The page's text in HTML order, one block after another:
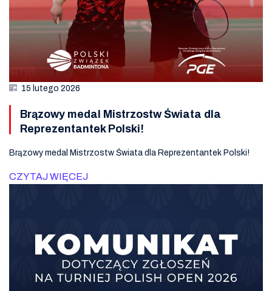
15 lutego 2026
Brązowy medal Mistrzostw Świata dla
Reprezentantek Polski!
Brązowy medal Mistrzostw Świata dla Reprezentantek Polski!
CZYTAJ WIĘCEJ